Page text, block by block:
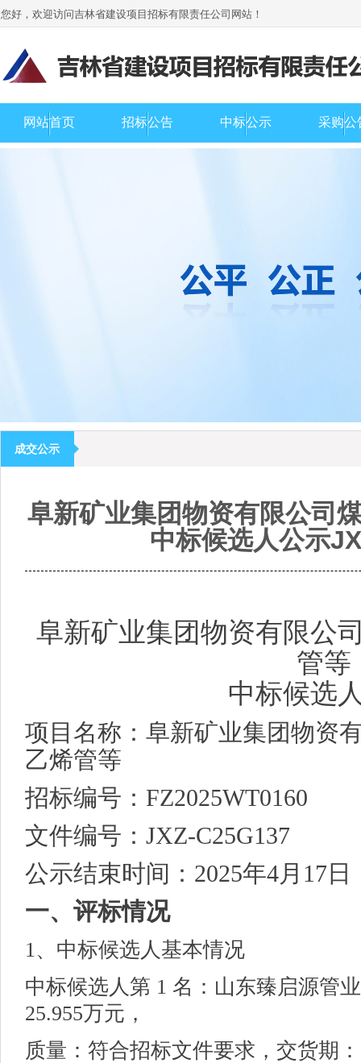
您好，欢迎访问吉林省建设项目招标有限责任公司网站！
网站首页 招标公告 中标公示 采购公
成交公示
阜新矿业集团物资有限公司
中标候选人公示
阜新矿业集团物资有限公
管等
中标候选
项目名称：阜新矿业集团物资
乙烯管等
招标编号： FZ2025WT0160
文件编号： JXZ-C25G137
公示结束时间： 2025年4月17日
一、评标情况
1、中标候选人基本情况
中标候选人第 1 名：山东臻启源管
25.955万元，
质量： 符合招标文件要求 ， 交货期：